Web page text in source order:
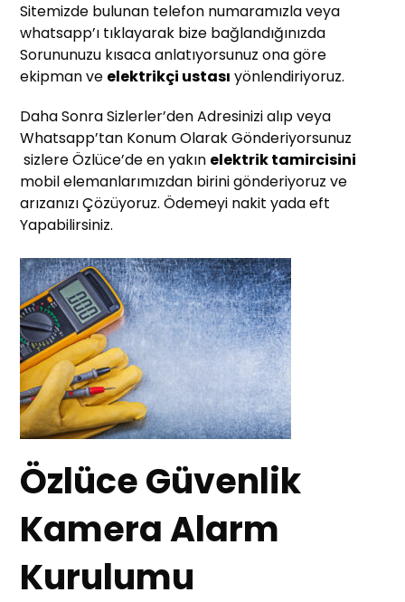
Sitemizde bulunan telefon numaramızla veya
whatsapp’ı tıklayarak bize bağlandığınızda
Sorununuzu kısaca anlatıyorsunuz ona göre
ekipman ve elektrikçi ustası yönlendiriyoruz.
Daha Sonra Sizlerler’den Adresinizi alıp veya
Whatsapp’tan Konum Olarak Gönderiyorsunuz
sizlere Özlüce’de en yakın elektrik tamircisini
mobil elemanlarımızdan birini gönderiyoruz ve
arızanızı Çözüyoruz. Ödemeyi nakit yada eft
Yapabilirsiniz.
Özlüce Güvenlik
Kamera Alarm
Kurulumu